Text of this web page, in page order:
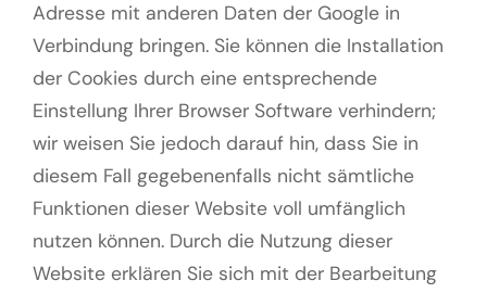
Adresse mit anderen Daten der Google in
Verbindung bringen. Sie können die Installation
der Cookies durch eine entsprechende
Einstellung Ihrer Browser Software verhindern;
wir weisen Sie jedoch darauf hin, dass Sie in
diesem Fall gegebenenfalls nicht sämtliche
Funktionen dieser Website voll umfänglich
nutzen können. Durch die Nutzung dieser
Website erklären Sie sich mit der Bearbeitung